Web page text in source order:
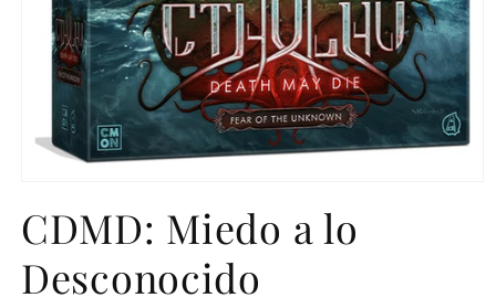
multimedia
1
una
ventana
CDMD: Miedo a lo
Desconocido